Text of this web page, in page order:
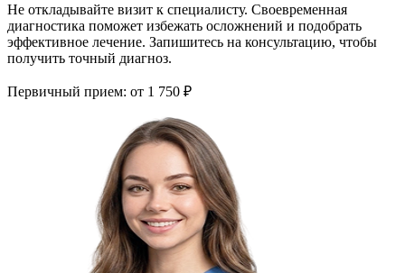
Не откладывайте визит к специалисту. Своевременная
диагностика поможет избежать осложнений и подобрать
эффективное лечение. Запишитесь на консультацию, чтобы
получить точный диагноз.
Первичный прием: от 1 750 ₽